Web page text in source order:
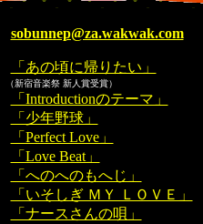
sobunnep@za.wakwak.com
「あの頃に帰りたい」
（新宿音楽祭 新人賞受賞）
「Introductionのテーマ」
「少年野球」
「Perfect Love」
「Love Beat」
「へのへのもへじ」
「いそしぎ ＭＹ ＬＯＶＥ」
「ナースさんの唄」